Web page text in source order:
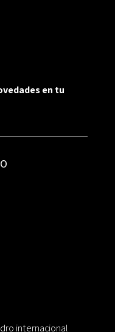
en tu
internacional